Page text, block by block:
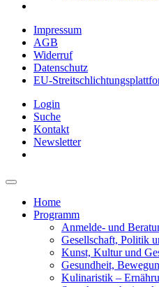
Impressum
AGB
Widerruf
Datenschutz
EU-
Login
Suche
Kontakt
Newsletter
Home
Programm
Anmelde- und
Gesellschaft, Politik
Kunst, Kultur und
Gesundheit,
Kulinaristik –